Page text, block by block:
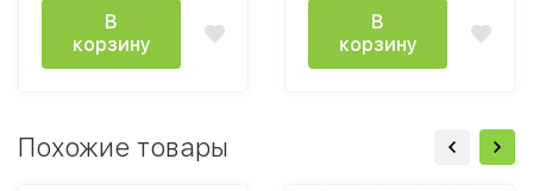
В
корзину
В
корзину
Похожие товары